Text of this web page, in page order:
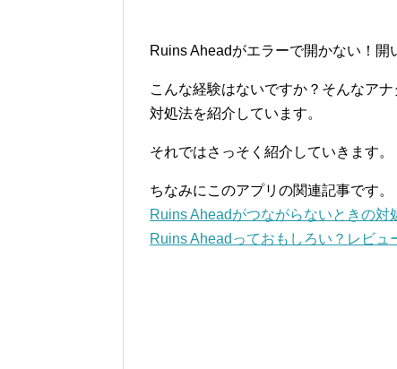
Ruins Aheadがエラーで開かない！開
こんな経験はないですか？そんなア
対処法を紹介しています。
それではさっそく紹介していきます。
ちなみにこのアプリの関連記事です。
Ruins Aheadがつながらないときの対
Ruins Aheadっておもしろい？レビュ